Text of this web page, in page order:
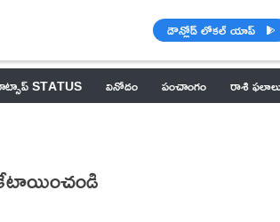
డౌన్లోడ్ లోకల్ యాప్
STATUS వినోదం పంచాంగం రాశి
కేటాయించండి